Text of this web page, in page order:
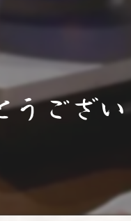
おしながき
厳選銘酒・地元の銘酒
アクセス
うござ